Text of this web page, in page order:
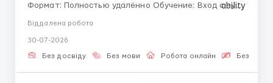
Формат: Полностью удалённо Обучение: Вход с нуля
под опекой куратора «Не откладывайте
Employability мы научим Вас фундаментальным
принципам работы от и до.» Сверка биржевых
Віддалена робота
30-07-2026
Без досвіду Без мови Робота онлайн